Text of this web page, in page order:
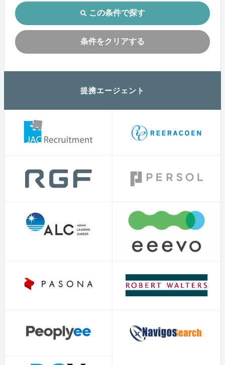
この条件で探す
条件をクリアする
提携エージェント